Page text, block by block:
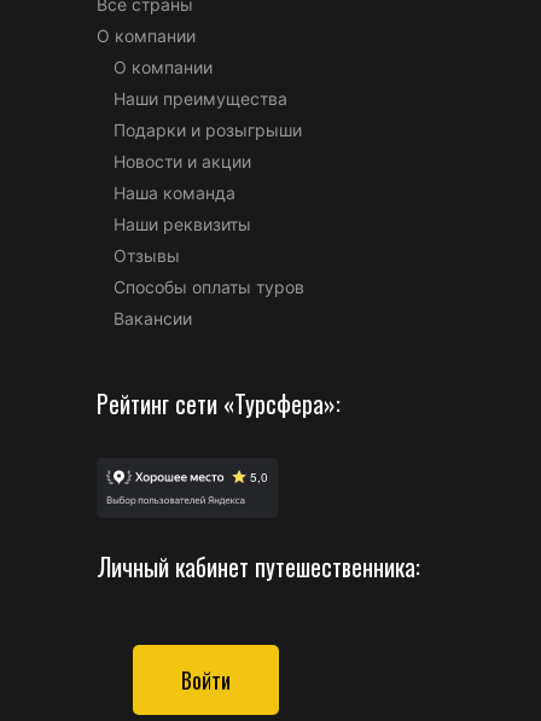
О компании
О компании
Наши преимущества
Подарки и розыгрыши
Новости и акции
Наша команда
Наши реквизиты
Отзывы
Способы оплаты туров
Вакансии
Рейтинг сети «Турсфера»:
Личный кабинет путешественника:
Войти